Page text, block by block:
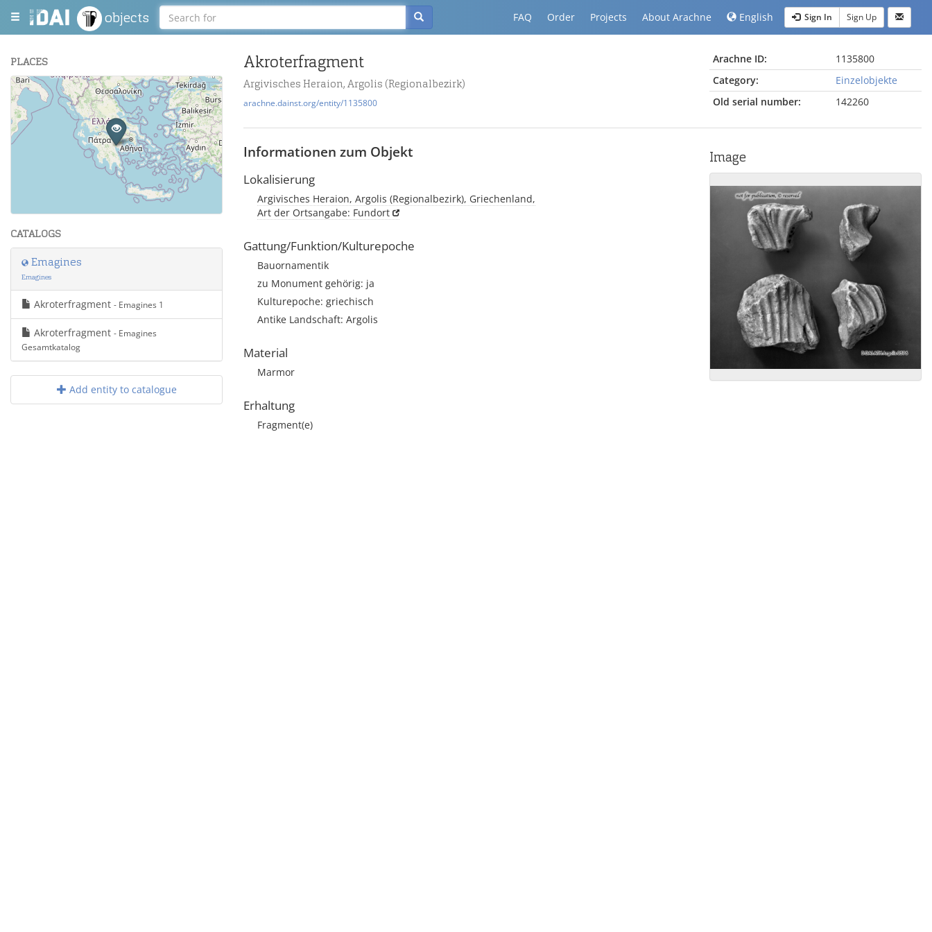
objects FAQ Order Projects About Arachne English Sign In Sign Up
PLACES
+
−
CATALOGS
Emagines
Emagines
Akroterfragment - Emagines 1
Akroterfragment - Emagines
Gesamtkatalog
Add entity to catalogue
Akroterfragment
Argivisches Heraion, Argolis (Regionalbezirk)
arachne.dainst.org/entity/1135800
Arachne ID:
1135800
Category:
Einzelobjekte
Old serial number:
142260
Informationen zum Objekt
Lokalisierung
Argivisches Heraion, Argolis (Regionalbezirk), Griechenland,
Art der Ortsangabe: Fundort
Gattung/Funktion/Kulturepoche
Bauornamentik
zu Monument gehörig: ja
Kulturepoche: griechisch
Antike Landschaft: Argolis
Material
Marmor
Erhaltung
Fragment(e)
Image